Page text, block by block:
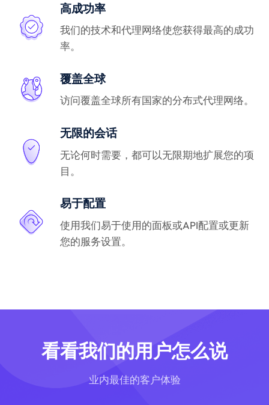
高成功率
我们的技术和代理网络使您获得最高的成功
率。
覆盖全球
访问覆盖全球所有国家的分布式代理网络。
无限的会话
无论何时需要，都可以无限期地扩展您的项
目。
易于配置
使用我们易于使用的面板或API配置或更新
您的服务设置。
看看我们的用户怎么说
业内最佳的客户体验